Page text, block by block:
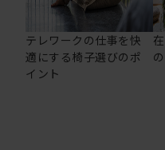
テレワークの仕事を快
適にする椅子選びのポ
イント